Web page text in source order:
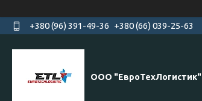
+380 (96) 391-49-36 +380 (66) 039-25-63
ООО "ЕвроТехЛогистик"